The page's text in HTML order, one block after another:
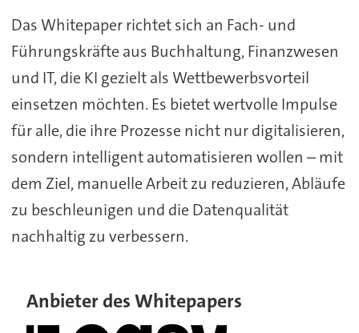
Das Whitepaper richtet sich an Fach- und
Führungskräfte aus Buchhaltung, Finanzwesen
und IT, die KI gezielt als Wettbewerbsvorteil
einsetzen möchten. Es bietet wertvolle Impulse
für alle, die ihre Prozesse nicht nur digitalisieren,
sondern intelligent automatisieren wollen – mit
dem Ziel, manuelle Arbeit zu reduzieren, Abläufe
zu beschleunigen und die Datenqualität
nachhaltig zu verbessern.
Anbieter des Whitepapers